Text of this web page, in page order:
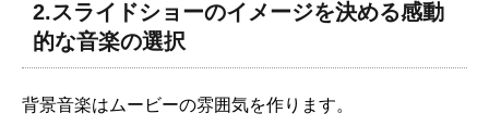
2.スライドショーのイメージを決める感動
的な音楽の選択
背景音楽はムービーの雰囲気を作ります。